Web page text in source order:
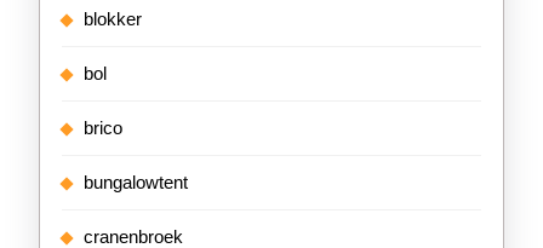
blokker
bol
brico
bungalowtent
cranenbroek